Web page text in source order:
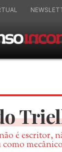
é escritor,